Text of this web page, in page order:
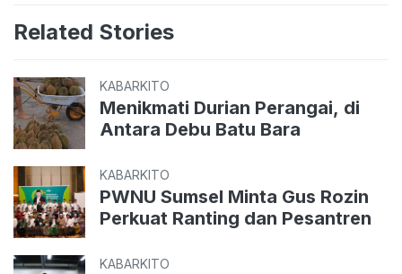
Related Stories
KABARKITO
Menikmati Durian Perangai, di
Antara Debu Batu Bara
KABARKITO
PWNU Sumsel Minta Gus Rozin
Perkuat Ranting dan Pesantren
KABARKITO